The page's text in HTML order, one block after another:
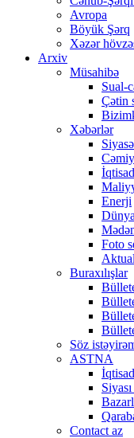
Avropa
Böyük Şərq
Xəzər
Arxiv
Müsahibə
Sual-
Çətin
Xəbərlər
Enerji
Foto
Buraxılışlar
Söz
ASTNA
Contact az